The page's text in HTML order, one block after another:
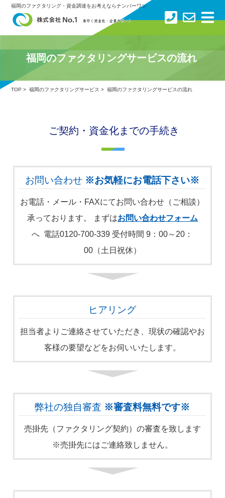
福岡のファクタリング・資金調達をお考えならナンバーワン ×
トップ
ファクタリングサービス
サービスの流れ
お客様の声
会社概要
福岡のファクタリングサービスの流れ
TOP >福岡のファクタリングサービス > 福岡のファクタリングサービスの流れ
ご契約・資金化までの手続き
お問い合わせ ※お気軽にお電話下さい※
お電話・メール・FAXにてお問い合わせ（ご相談）
承っております。 まずはお問い合わせフォーム
へ 電話0120-700-339 受付時間 9：00～20：
00（土日祝休）
ヒアリング
担当者よりご連絡させていただき、現状の確認やお
客様の要望などをお伺いいたします。
弊社の独自審査 ※審査料無料です※
売掛先（ファクタリング契約）の審査を致します
※売掛先にはご連絡致しません。